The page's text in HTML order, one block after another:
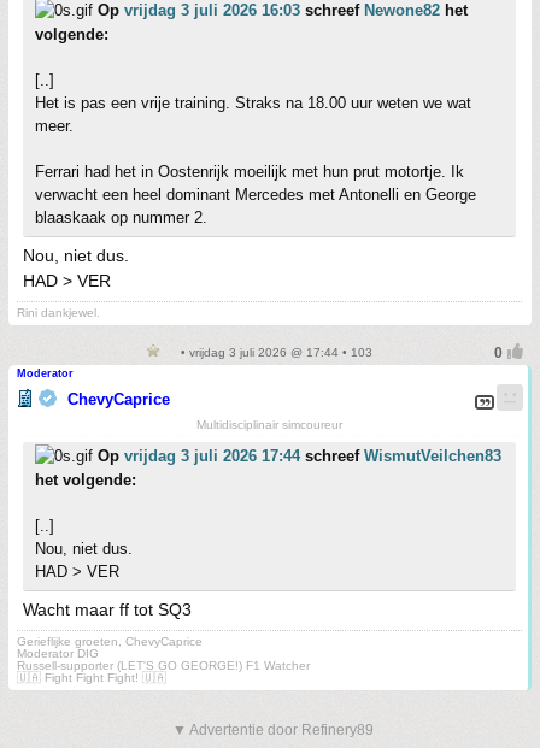
Op vrijdag 3 juli 2026 16:03 schreef Newone82 het
volgende:
[..]
Het is pas een vrije training. Straks na 18.00 uur weten we wat
meer.
Ferrari had het in Oostenrijk moeilijk met hun prut motortje. Ik
verwacht een heel dominant Mercedes met Antonelli en George
blaaskaak op nummer 2.
Nou, niet dus.
HAD > VER
Rini dankjewel.
• vrijdag 3 juli 2026 @ 17:44 • 103
Moderator
ChevyCaprice
Multidisciplinair simcoureur
Op vrijdag 3 juli 2026 17:44schreef WismutVeilchen83
het volgende:
[..]
Nou, niet dus.
HAD > VER
Wacht maar ff tot SQ3
Gerieflijke groeten, ChevyCaprice
Moderator DIG
Russell-supporter (LET'S GO GEORGE!) F1 Watcher
🇺🇦 Fight Fight Fight! 🇺🇦
▼ Advertentie door Refinery89